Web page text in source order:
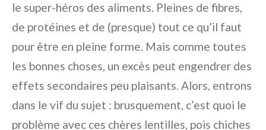
le super-héros des aliments. Pleines de fibres,
de protéines et de (presque) tout ce qu’il faut
pour être en pleine forme. Mais comme toutes
les bonnes choses, un excès peut engendrer des
effets secondaires peu plaisants. Alors, entrons
dans le vif du sujet : brusquement, c’est quoi le
problème avec ces chères lentilles, pois chiches